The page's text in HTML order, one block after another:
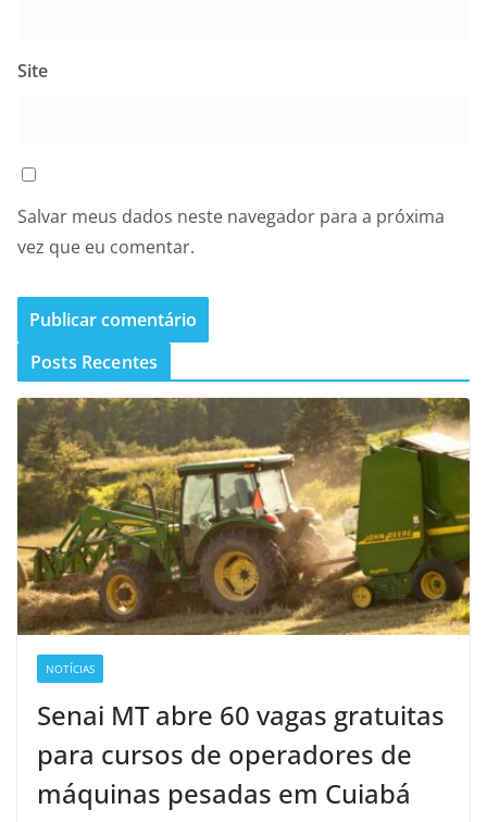
Site
Salvar meus dados neste navegador para a próxima
vez que eu comentar.
Posts Recentes
NOTÍCIAS
Senai MT abre 60 vagas gratuitas
para cursos de operadores de
máquinas pesadas em Cuiabá